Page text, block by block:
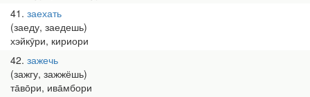
41 заехать
(заеду, заедешь)
хэйкӯри, кириори
42 зажечь
(зажгу, зажжёшь)
та̄во̄ри, ива̄мбори